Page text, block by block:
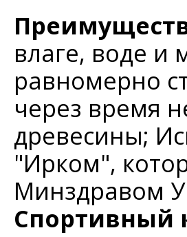
влаге, воде
равномерно
через время
древесины;
"Ирком",
Минздравом
Cпортивный